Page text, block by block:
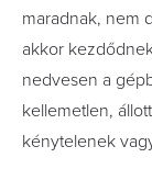
maradnak, nem
akkor
nedvesen a
kellemetlen,
kénytelenek